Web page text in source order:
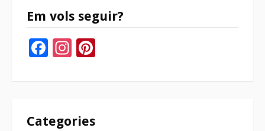
Em vols seguir?
Facebook
Instagram
Categories